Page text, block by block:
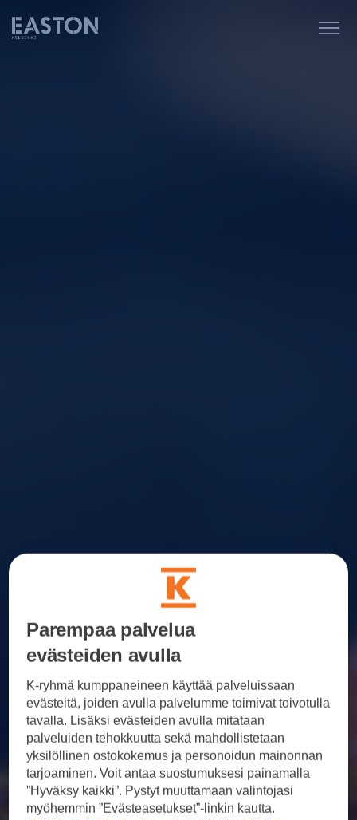
Parempaa palvelua
evästeiden avulla
K-ryhmä kumppaneineen käyttää palveluissaan
evästeitä, joiden avulla palvelumme toimivat toivotulla
tavalla. Lisäksi evästeiden avulla mitataan
palveluiden tehokkuutta sekä mahdollistetaan
yksilöllinen ostokokemus ja personoidun mainonnan
tarjoaminen. Voit antaa suostumuksesi painamalla
”Hyväksy kaikki”. Pystyt muuttamaan valintojasi
myöhemmin ”Evästeasetukset”-linkin kautta.